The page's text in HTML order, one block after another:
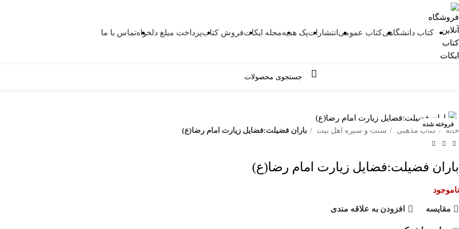
کتاب دانشگاهیکتاب عمومی انتشاراتپک هدیهمجله ایکاتفروش کتابپرداخت مبلغ دلخواهتماس با ما
فروخته شده
خانه کتاب مذهبی سنت و سیره اهل بیت باران فضیلت:فضایل زیارت امام رضا(ع)
باران فضیلت:فضایل زیارت امام رضا(ع)
ناموجود
مقايسه افزودن به علاقه مندی